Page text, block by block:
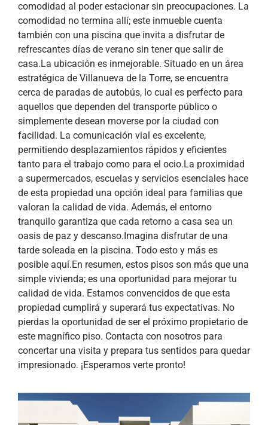
comodidad al poder estacionar sin preocupaciones. La
comodidad no termina allí; este inmueble cuenta
también con una piscina que invita a disfrutar de
refrescantes días de verano sin tener que salir de
casa.La ubicación es inmejorable. Situado en un área
estratégica de Villanueva de la Torre, se encuentra
cerca de paradas de autobús, lo cual es perfecto para
aquellos que dependen del transporte público o
simplemente desean moverse por la ciudad con
facilidad. La comunicación vial es excelente,
permitiendo desplazamientos rápidos y eficientes
tanto para el trabajo como para el ocio.La proximidad
a supermercados, escuelas y servicios esenciales hace
de esta propiedad una opción ideal para familias que
valoran la calidad de vida. Además, el entorno
tranquilo garantiza que cada retorno a casa sea un
oasis de paz y descanso.Imagina disfrutar de una
tarde soleada en la piscina. Todo esto y más es
posible aquí.En resumen, estos pisos son más que una
simple vivienda; es una oportunidad para mejorar tu
calidad de vida. Estamos convencidos de que esta
propiedad cumplirá y superará tus expectativas. No
pierdas la oportunidad de ser el próximo propietario de
este magnífico piso. Contacta con nosotros para
concertar una visita y prepara tus sentidos para quedar
impresionado. ¡Esperamos verte pronto!